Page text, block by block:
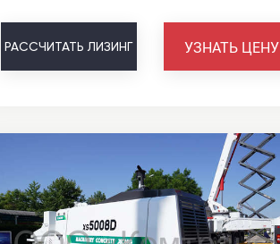
РАССЧИТАТЬ ЛИЗИНГ УЗНАТЬ ЦЕНУ